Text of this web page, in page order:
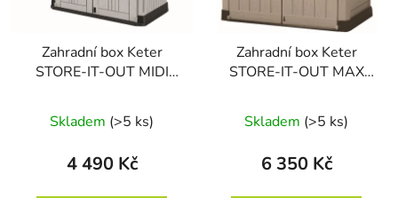
Zahradní box Keter
STORE-IT-OUT MIDI
Skladem (>5 ks)
4 490 Kč
Zahradní box Keter
STORE-IT-OUT MAX
Skladem (>5 ks)
6 350 Kč